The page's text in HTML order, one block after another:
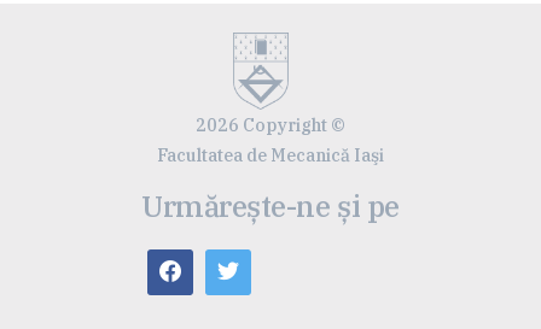
2026 Copyright ©
Facultatea de Mecanică Iaşi
Urmărește-ne și pe